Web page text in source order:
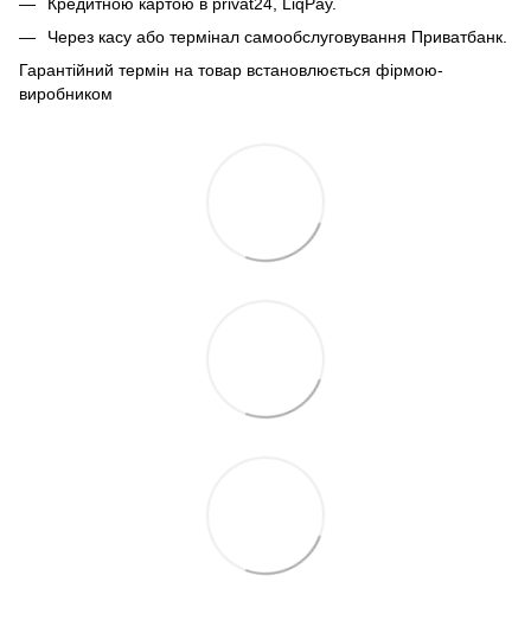
Через касу або термінал самообслуговування Приватбанк.
Гарантійний термін на товар встановлюється фірмою-
виробником